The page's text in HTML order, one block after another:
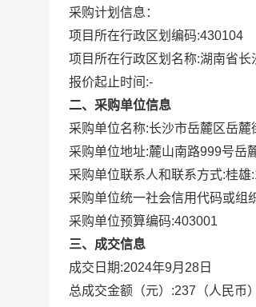
采购计划信息：
项目所在行政区划编码:430104
项目所在行政区划名称:湖南省长
报价起止时间:-
二、采购单位信息
采购单位名称:长沙市岳麓区岳麓
采购单位地址:麓山南路999号岳
采购单位联系人和联系方式:桂雄
采购单位统一社会信用代码或组
采购单位预算编码:403001
三、成交信息
成交日期:2024年9月28日
总成交金额（元）:237 （人民币）